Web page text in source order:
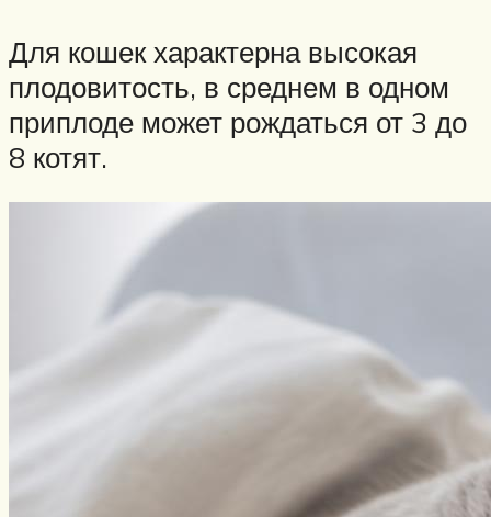
Для кошек характерна высокая
плодовитость, в среднем в одном
приплоде может рождаться от 3 до
8 котят.